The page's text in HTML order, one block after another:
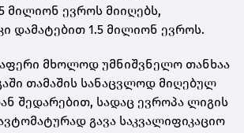
მილიონ ევროს მიიღებს,
დამატებით 1.5 მილიონ ევროს.
მხოლოდ უმნიშვნელო თანხაა
თამაშის სანაცვლოდ მიღებულ
შედარებით, სადაც ევროპა ლიგის
გავა საკვალიფიკაციო